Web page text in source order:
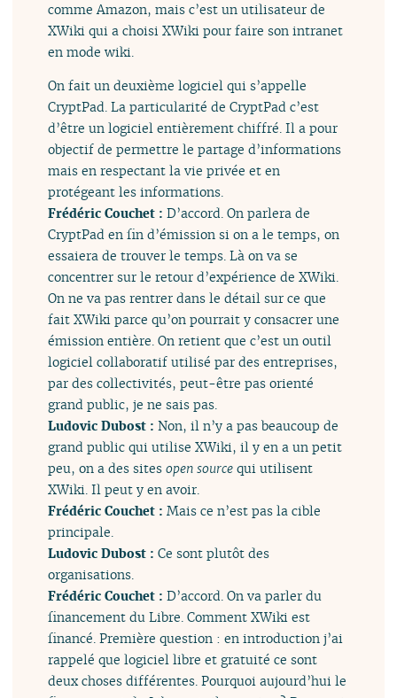
comme Amazon, mais c’est un utilisateur de
XWiki qui a choisi XWiki pour faire son intranet
en mode wiki.
On fait un deuxième logiciel qui s’appelle
CryptPad. La particularité de CryptPad c’est
d’être un logiciel entièrement chiffré. Il a pour
objectif de permettre le partage d’informations
mais en respectant la vie privée et en
protégeant les informations.
Frédéric Couchet :D’accord. On parlera de
CryptPad en fin d’émission si on a le temps, on
essaiera de trouver le temps. Là on va se
concentrer sur le retour d’expérience de XWiki.
On ne va pas rentrer dans le détail sur ce que
fait XWiki parce qu’on pourrait y consacrer une
émission entière. On retient que c’est un outil
logiciel collaboratif utilisé par des entreprises,
par des collectivités, peut-être pas orienté
grand public, je ne sais pas.
Ludovic Dubost :Non, il n’y a pas beaucoup de
grand public qui utilise XWiki, il y en a un petit
peu, on a des sitesopen source qui utilisent
XWiki. Il peut y en avoir.
Frédéric Couchet :Mais ce n’est pas la cible
principale.
Ludovic Dubost :Ce sont plutôt des
organisations.
Frédéric Couchet :D’accord. On va parler du
financement du Libre. Comment XWiki est
financé. Première question : en introduction j’ai
rappelé que logiciel libre et gratuité ce sont
deux choses différentes. Pourquoi aujourd’hui le